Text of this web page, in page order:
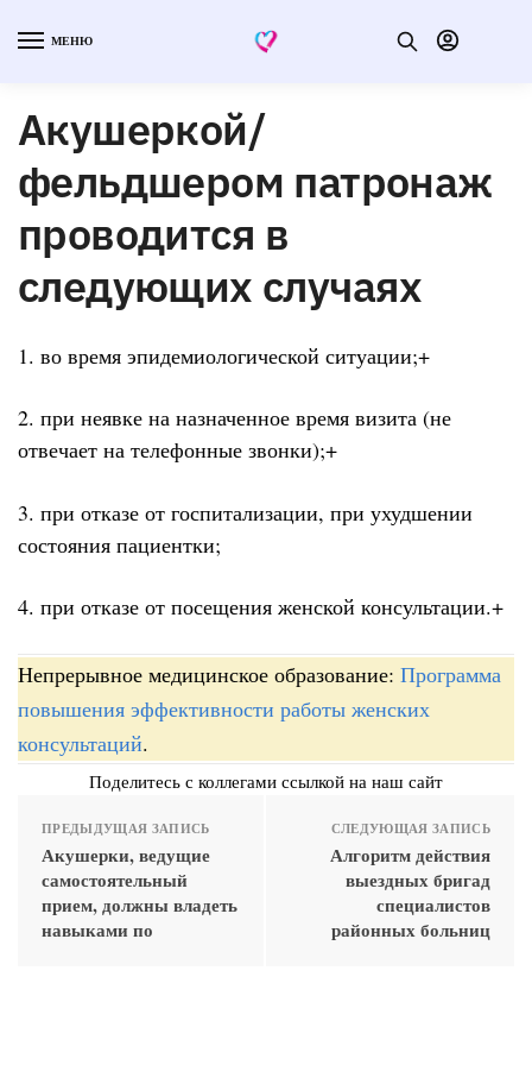
МЕНЮ
Акушеркой/
фельдшером патронаж
проводится в
следующих случаях
1. во время эпидемиологической ситуации;+
2. при неявке на назначенное время визита (не
отвечает на телефонные звонки);+
3. при отказе от госпитализации, при ухудшении
состояния пациентки;
4. при отказе от посещения женской консультации.+
Непрерывное медицинское образование: Программа
повышения эффективности работы женских
консультаций.
Поделитесь с коллегами ссылкой на наш сайт
ПРЕДЫДУЩАЯ ЗАПИСЬ
Акушерки, ведущие
самостоятельный
прием, должны владеть
навыками по
СЛЕДУЮЩАЯ ЗАПИСЬ
Алгоритм действия
выездных бригад
специалистов
районных больниц